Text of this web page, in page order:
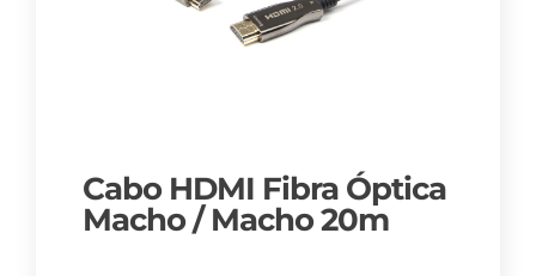
Cabo HDMI Fibra Óptica
Macho / Macho 20m